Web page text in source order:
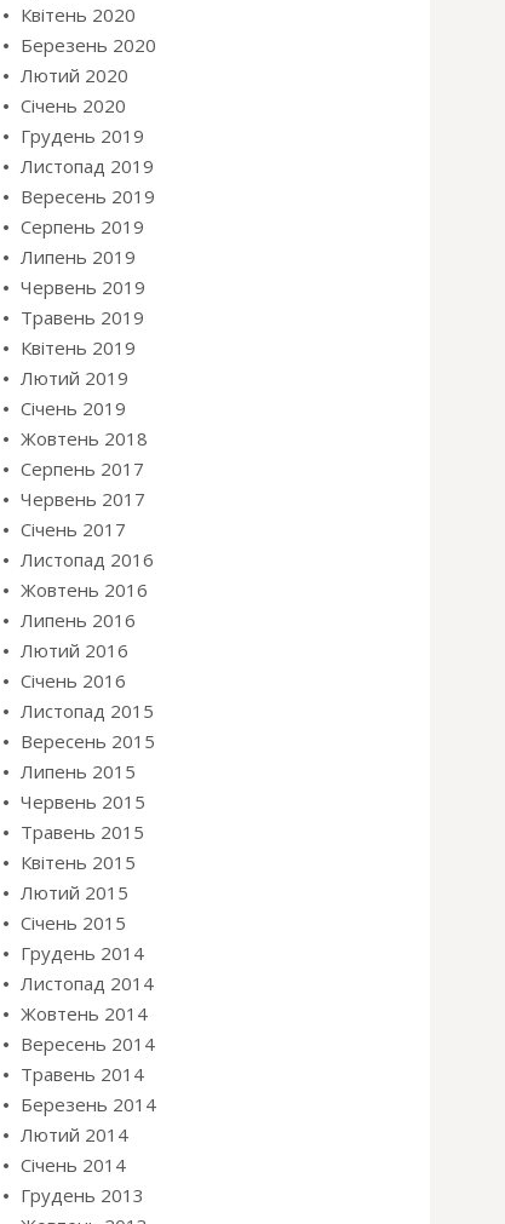
Квітень 2020
Березень 2020
Лютий 2020
Січень 2020
Грудень 2019
Листопад 2019
Вересень 2019
Серпень 2019
Липень 2019
Червень 2019
Травень 2019
Квітень 2019
Лютий 2019
Січень 2019
Жовтень 2018
Серпень 2017
Червень 2017
Січень 2017
Листопад 2016
Жовтень 2016
Липень 2016
Лютий 2016
Січень 2016
Листопад 2015
Вересень 2015
Липень 2015
Червень 2015
Травень 2015
Квітень 2015
Лютий 2015
Січень 2015
Грудень 2014
Листопад 2014
Жовтень 2014
Вересень 2014
Травень 2014
Березень 2014
Лютий 2014
Січень 2014
Грудень 2013